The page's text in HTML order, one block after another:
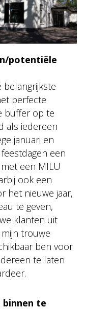
potentiële
perfecte
buffer op te
als iedereen
januari en
een
een MILU
ook een
het nieuwe jaar,
te geven,
klanten uit
trouwe
ben voor
te laten
te